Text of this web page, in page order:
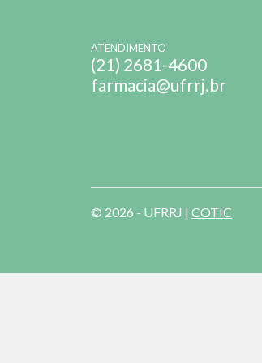
ATENDIMENTO
(21) 2681-4600
farmacia@ufrrj.br
© 2026 - UFRRJ | COTIC